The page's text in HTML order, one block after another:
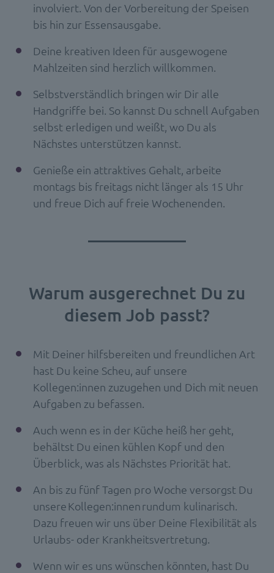
involviert. Von der Vorbereitung der Speisen
bis hin zur Essensausgabe.
Deine kreativen Ideen für ausgewogene
Mahlzeiten sind herzlich willkommen.
Selbstverständlich bringen wir Dir alle
Handgriffe bei. So kannst Du schnell Aufgaben
selbst erledigen und weißt, wo Du als
Nächstes unterstützen kannst.
Genieße ein attraktives Gehalt, arbeite
montags bis freitags nicht länger als 15 Uhr
und freue Dich auf freie Wochenenden.
Warum ausgerechnet Du zu
diesem Job passt?
Mit Deiner hilfsbereiten und freundlichen Art
hast Du keine Scheu, auf unsere
Kollegen:innen zuzugehen und Dich mit neuen
Aufgaben zu befassen.
Auch wenn es in der Küche heiß her geht,
behältst Du einen kühlen Kopf und den
Überblick, was als Nächstes Priorität hat.
An bis zu fünf Tagen pro Woche versorgst Du
unsere Kollegen:innen rundum kulinarisch.
Dazu freuen wir uns über Deine Flexibilität als
Urlaubs- oder Krankheitsvertretung.
Wenn wir es uns wünschen könnten, hast Du